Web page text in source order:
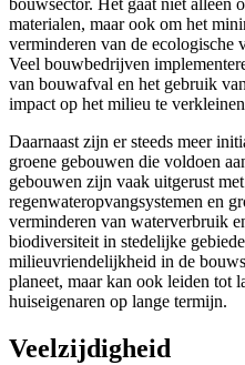
bouwsector. Het gaat niet alleen
materialen, maar ook om het
verminderen van de ecologische
Veel bouwbedrijven
van bouwafval en het gebruik
impact op het milieu te
Daarnaast zijn er steeds meer
groene gebouwen die voldoen
gebouwen zijn vaak uitgerust
regenwateropvangsystemen en
verminderen van waterverbruik
biodiversiteit in stedelijke
milieuvriendelijkheid in de
planeet, maar kan ook leiden tot
huiseigenaren op lange termijn.
Veelzijdigheid